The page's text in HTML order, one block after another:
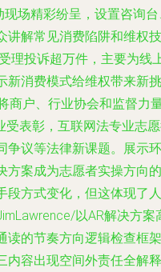
场精彩纷呈，设置咨询
讲解常见消费陷阱和维权技
理投诉超万件，主要为线
新消费模式给维权带来新挑
商户、行业协会和监督力
受表彰，互联网法专业志
争议等法律新课题。展示环
方案成为志愿者实操方向的
段方式变化，但这体现了人
以AR解决方案
读的节奏方向逻辑检查框架
内容出现空间外责任全解释